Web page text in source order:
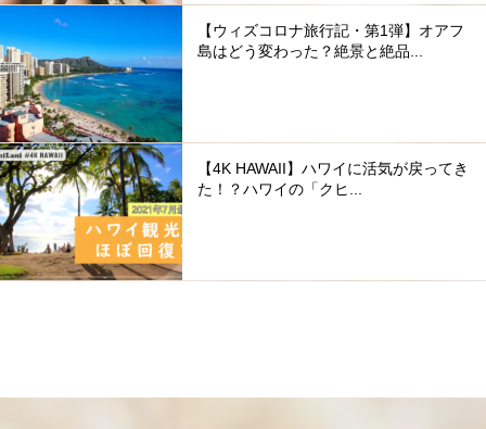
【ウィズコロナ旅行記・第1弾】オアフ
島はどう変わった？絶景と絶品...
【4K HAWAII】ハワイに活気が戻ってき
た！？ハワイの「クヒ...